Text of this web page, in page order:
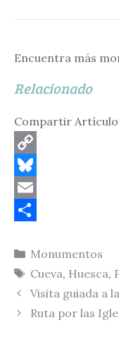
Encuentra más
Relacionado
Compartir Artículo
C
o
p
L
i
n
B
e
s
k
E
a
i
o
m
p
Categorías
Monumentos
Etiquetas
Cueva, Huesca,
Visita guiada a
Ruta por las